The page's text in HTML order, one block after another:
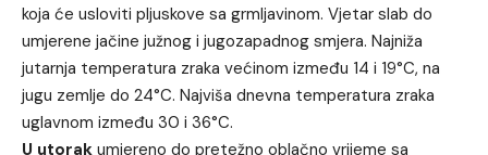
koja će usloviti pljuskove sa grmljavinom. Vjetar slab do
umjerene jačine južnog i jugozapadnog smjera. Najniža
jutarnja temperatura zraka većinom između 14 i 19°C, na
jugu zemlje do 24°C. Najviša dnevna temperatura zraka
uglavnom između 30 i 36°C.
U utorak umjereno do pretežno oblačno vrijeme sa